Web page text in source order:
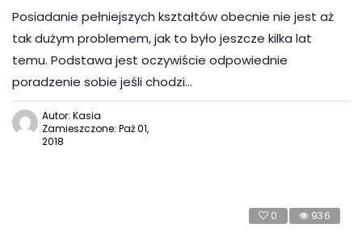
Posiadanie pełniejszych kształtów obecnie nie jest aż
tak dużym problemem, jak to było jeszcze kilka lat
temu. Podstawa jest oczywiście odpowiednie
poradzenie sobie jeśli chodzi…
Autor: Kasia
Zamieszczone: Paź 01,
2018
0 936